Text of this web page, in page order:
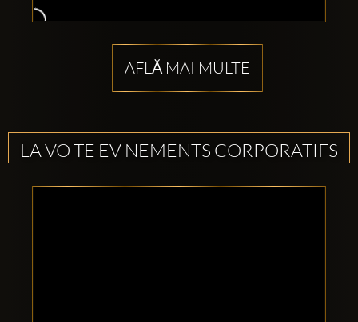
AFLĂ MAI MULTE
LA VO TE EV NEMENTS CORPORATIFS